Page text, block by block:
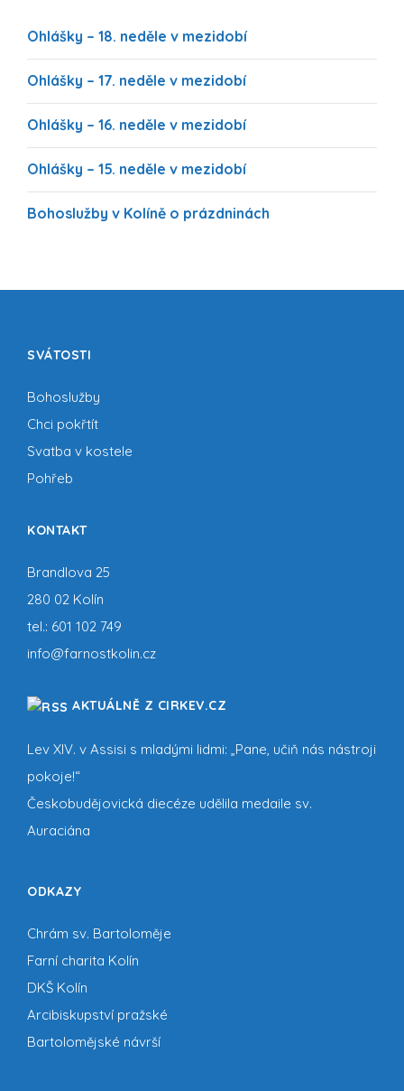
Ohlášky – 18. neděle v mezidobí
Ohlášky – 17. neděle v mezidobí
Ohlášky – 16. neděle v mezidobí
Ohlášky – 15. neděle v mezidobí
Bohoslužby v Kolíně o prázdninách
SVÁTOSTI
Bohoslužby
Chci pokřtít
Svatba v kostele
Pohřeb
KONTAKT
Brandlova 25
280 02 Kolín
tel.: 601 102 749
info@farnostkolin.cz
AKTUÁLNĚ Z CIRKEV.CZ
Lev XIV. v Assisi s mladými lidmi: „Pane, učiň nás nástroji
pokoje!“
Českobudějovická diecéze udělila medaile sv.
Auraciána
ODKAZY
Chrám sv. Bartoloměje
Farní charita Kolín
DKŠ Kolín
Arcibiskupství pražské
Bartolomějské návrší